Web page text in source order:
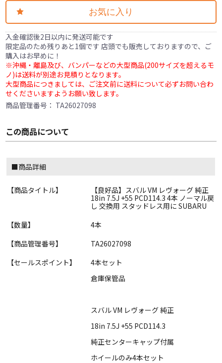
お気に入り
入金確認後2日以内に発送可能です
限定品のため残りあと1個です 店頭でも販売しておりますので、ご
購入はお早めに！
※沖縄・離島及び、バンパーなどの大型商品(200サイズを超えるモ
ノ)は送料が別途お見積りとなります。
大型商品につきましては、ご注文前に送料について必ずお問い合わ
せくださいますようお願い致します。
商品管理番号： TA26027098
この商品について
■商品詳細
【商品タイトル】
【良好品】スバル VM レヴォーグ 純正
18in 7.5J +55 PCD114.3 4本 ノーマル戻
し 交換用 スタッドレス用に SUBARU
【数量】
4本
【商品管理番号】
TA26027098
【セールスポイント】
4本セット
倉庫保管品
スバル VM レヴォーグ 純正
18in 7.5J +55 PCD114.3
純正センターキャップ付属
ホイールのみ4本セット